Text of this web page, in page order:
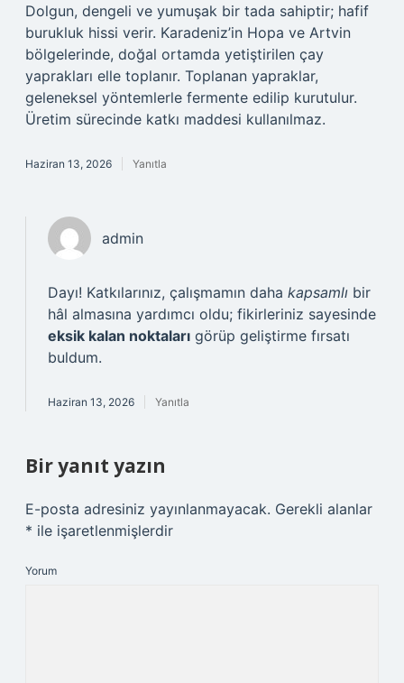
Dolgun, dengeli ve yumuşak bir tada sahiptir; hafif
burukluk hissi verir. Karadeniz’in Hopa ve Artvin
bölgelerinde, doğal ortamda yetiştirilen çay
yaprakları elle toplanır. Toplanan yapraklar,
geleneksel yöntemlerle fermente edilip kurutulur.
Üretim sürecinde katkı maddesi kullanılmaz.
Haziran 13, 2026 Yanıtla
admin
Dayı! Katkılarınız, çalışmamın daha kapsamlı bir
hâl almasına yardımcı oldu; fikirleriniz sayesinde
eksik kalan noktaları görüp geliştirme fırsatı
buldum.
Haziran 13, 2026 Yanıtla
Bir yanıt yazın
E-posta adresiniz yayınlanmayacak. Gerekli alanlar
* ile işaretlenmişlerdir
Yorum